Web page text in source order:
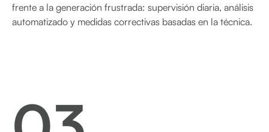
frente a la generación frustrada: supervisión diaria, análisis
automatizado y medidas correctivas basadas en la técnica.